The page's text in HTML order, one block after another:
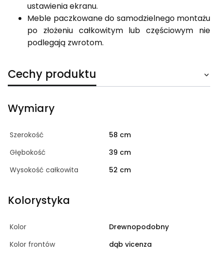
ustawienia ekranu.
Meble paczkowane do samodzielnego montażu
po złożeniu całkowitym lub częściowym nie
podlegają zwrotom.
Cechy produktu
Wymiary
Szerokość
58 cm
Głębokość
39 cm
Wysokość całkowita
52 cm
Kolorystyka
Kolor
Drewnopodobny
Kolor frontów
dąb vicenza